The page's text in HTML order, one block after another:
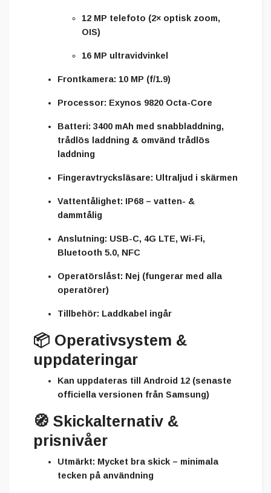
12 MP telefoto (2× optisk zoom,
OIS)
16 MP ultravidvinkel
Frontkamera: 10 MP (f/1.9)
Processor: Exynos 9820 Octa-Core
Batteri: 3400 mAh med snabbladdning,
trådlös laddning & omvänd trådlös
laddning
Fingeravtrycksläsare: Ultraljud i skärmen
Vattentålighet: IP68 – vatten- &
dammtålig
Anslutning: USB-C, 4G LTE, Wi-Fi,
Bluetooth 5.0, NFC
Operatörslåst: Nej (fungerar med alla
operatörer)
Tillbehör: Laddkabel ingår
📦 Operativsystem &
uppdateringar
Kan uppdateras till Android 12 (senaste
officiella versionen från Samsung)
🧭 Skickalternativ &
prisnivåer
Utmärkt: Mycket bra skick – minimala
tecken på användning